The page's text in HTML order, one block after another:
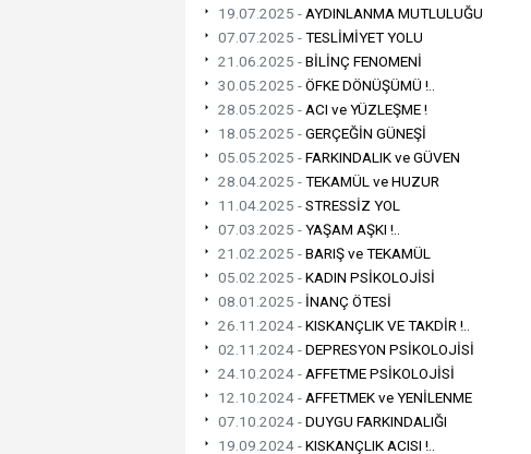
19.07.2025 -AYDINLANMA MUTLULUĞU
07.07.2025 -TESLİMİYET YOLU
21.06.2025 -BİLİNÇ FENOMENİ
30.05.2025 -ÖFKE DÖNÜŞÜMÜ !..
28.05.2025 -ACI ve YÜZLEŞME !
18.05.2025 -GERÇEĞİN GÜNEŞİ
05.05.2025 -FARKINDALIK ve GÜVEN
28.04.2025 -TEKAMÜL ve HUZUR
11.04.2025 -STRESSİZ YOL
07.03.2025 -YAŞAM AŞKI !..
21.02.2025 -BARIŞ ve TEKAMÜL
05.02.2025 -KADIN PSİKOLOJİSİ
08.01.2025 - İNANÇ ÖTESİ
26.11.2024 -KISKANÇLIK VE TAKDİR !..
02.11.2024 -DEPRESYON PSİKOLOJİSİ
24.10.2024 -AFFETME PSİKOLOJİSİ
12.10.2024 -AFFETMEK ve YENİLENME
07.10.2024 -DUYGU FARKINDALIĞI
19.09.2024 -KISKANÇLIK ACISI !..